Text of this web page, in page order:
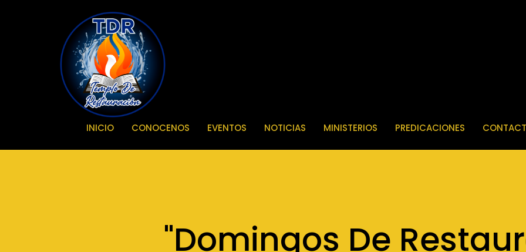
INICIO CONOCENOS EVENTOS NOTICIAS MINISTERIOS PREDICACIONES
"Domingos De